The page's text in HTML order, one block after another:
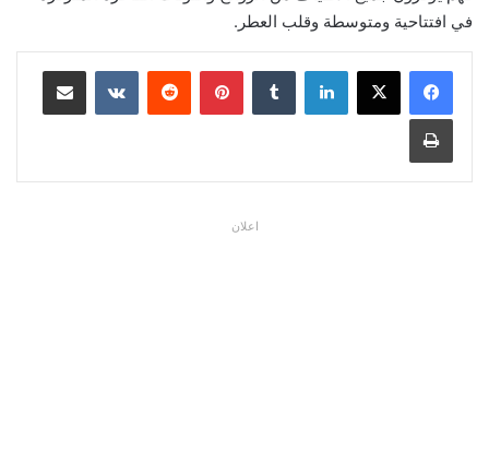
في افتتاحية ومتوسطة وقلب العطر.
لينكدإن بينتيريست مشاركة عبر البريد
طباعة
اعلان